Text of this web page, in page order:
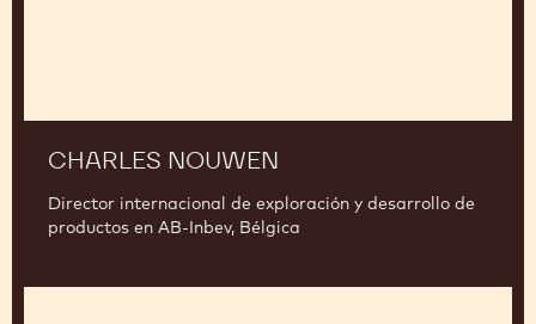
CHARLES NOUWEN
Director internacional de exploración y desarrollo de
productos en AB-Inbev, Bélgica